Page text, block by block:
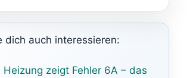
dich auch interessieren:
Heizung zeigt Fehler 6A – das